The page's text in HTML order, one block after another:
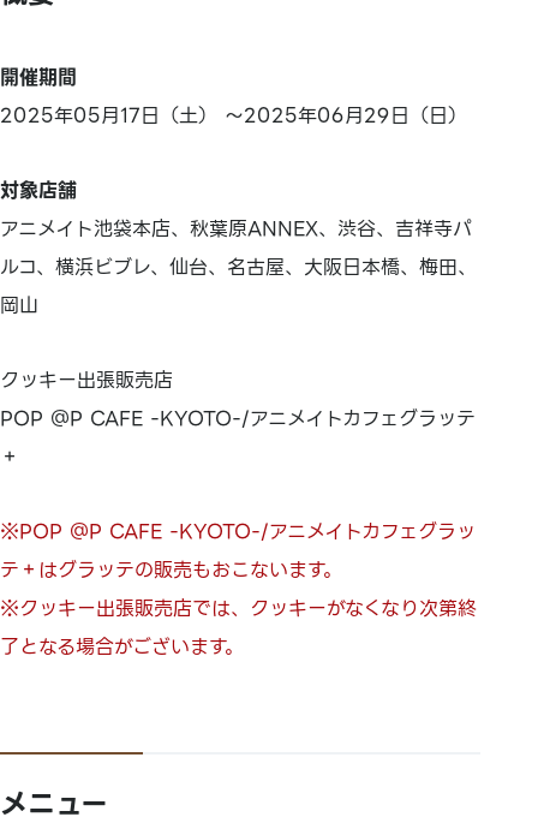
開催期間
2025年05月17日（土） ～2025年06月29日（日）
対象店舗
アニメイト池袋本店、秋葉原ANNEX、渋谷、吉祥寺パ
ルコ、横浜ビブレ、仙台、名古屋、大阪日本橋、梅田、
岡山
クッキー出張販売店
POP ＠P CAFE -KYOTO-/アニメイトカフェグラッテ
＋
※POP ＠P CAFE -KYOTO-/アニメイトカフェグラッ
テ＋はグラッテの販売もおこないます。
※クッキー出張販売店では、クッキーがなくなり次第終
了となる場合がございます。
メニュー